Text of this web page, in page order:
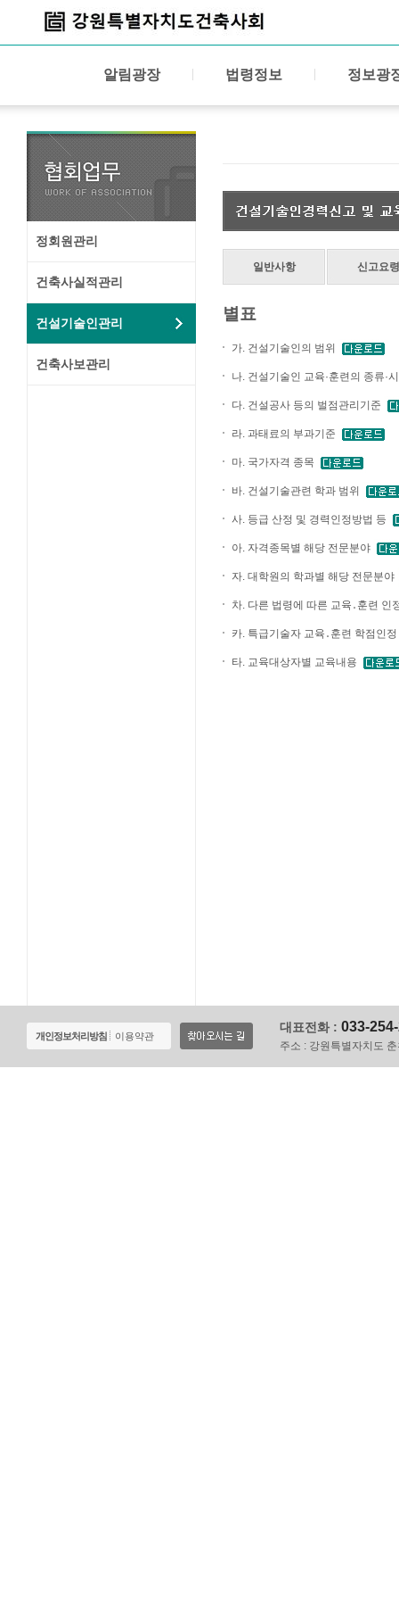
알림광장 법령정보 정보광
정회원관리
건축사실적관리
건설기술인관리
건축사보관리
일반사항 신고요령
별표
가. 건설기술인의 범위
나. 건설기술인 교육·훈련의 종류·
다. 건설공사 등의 벌점관리기준
라. 과태료의 부과기준
마. 국가자격 종목
바. 건설기술관련 학과 범위
사. 등급 산정 및 경력인정방법 등
아. 자격종목별 해당 전문분야
자. 대학원의 학과별 해당 전문분야
차. 다른 법령에 따른 교육․훈련 인
카. 특급기술자 교육․훈련 학점인
타. 교육대상자별 교육내용
개인정보처리방침 이용약관
대표전화 : 033-
주소 : 강원특별자치도